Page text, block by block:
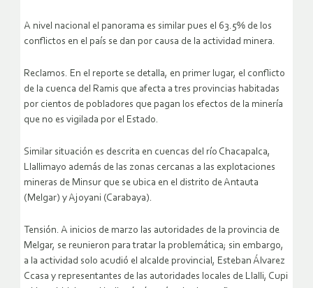
A nivel nacional el panorama es similar pues el 63.5% de los
conflictos en el país se dan por causa de la actividad minera.
Reclamos. En el reporte se detalla, en primer lugar, el conflicto
de la cuenca del Ramis que afecta a tres provincias habitadas
por cientos de pobladores que pagan los efectos de la minería
que no es vigilada por el Estado.
Similar situación es descrita en cuencas del río Chacapalca,
Llallimayo además de las zonas cercanas a las explotaciones
mineras de Minsur que se ubica en el distrito de Antauta
(Melgar) y Ajoyani (Carabaya).
Tensión. A inicios de marzo las autoridades de la provincia de
Melgar, se reunieron para tratar la problemática; sin embargo,
a la actividad solo acudió el alcalde provincial, Esteban Álvarez
Ccasa y representantes de las autoridades locales de Llalli, Cupi